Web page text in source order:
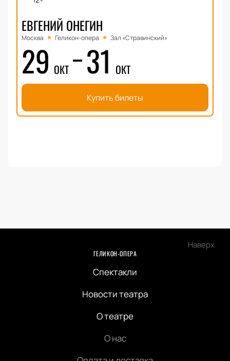
ЕВГЕНИЙ ОНЕГИН
Москва Геликон-опера Зал «Стравинский»
29 ОКТ 31 ОКТ
Купить билеты
Наверх
ГЕЛИКОН-ОПЕРА
Спектакли
Новости театра
О театре
О нас